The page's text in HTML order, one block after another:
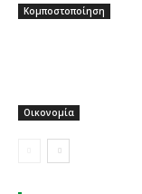
Κομποστοποίηση
Οικονομία